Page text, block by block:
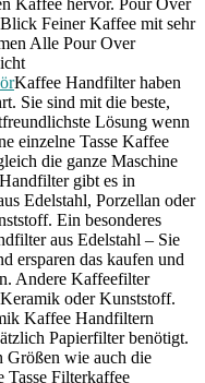
Kaffee hervor. Pour Over
Feiner Kaffee mit sehr
Alle Pour Over
Kaffee Handfilter haben
Sie sind mit die beste,
Lösung wenn
einzelne Tasse Kaffee
die ganze Maschine
gibt es in
Edelstahl, Porzellan oder
Ein besonderes
aus Edelstahl – Sie
ersparen das kaufen und
Andere Kaffeefilter
oder Kunststoff.
Kaffee Handfiltern
Papierfilter benötigt.
Größen wie auch die
Tasse Filterkaffee